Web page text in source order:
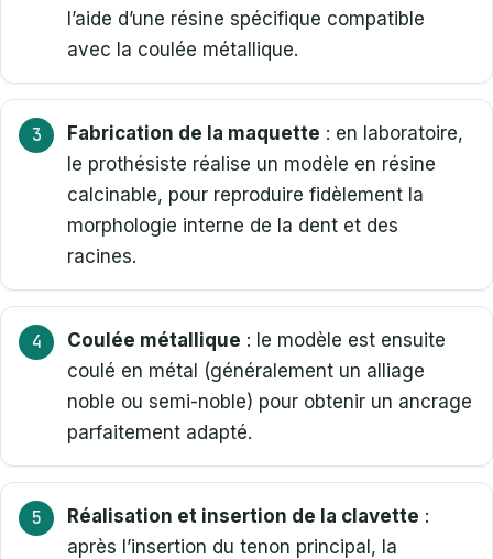
l’aide d’une résine spécifique compatible
avec la coulée métallique.
Fabrication de la maquette : en laboratoire,
le prothésiste réalise un modèle en résine
calcinable, pour reproduire fidèlement la
morphologie interne de la dent et des
racines.
Coulée métallique : le modèle est ensuite
coulé en métal (généralement un alliage
noble ou semi-noble) pour obtenir un ancrage
parfaitement adapté.
Réalisation et insertion de la clavette :
après l’insertion du tenon principal, la